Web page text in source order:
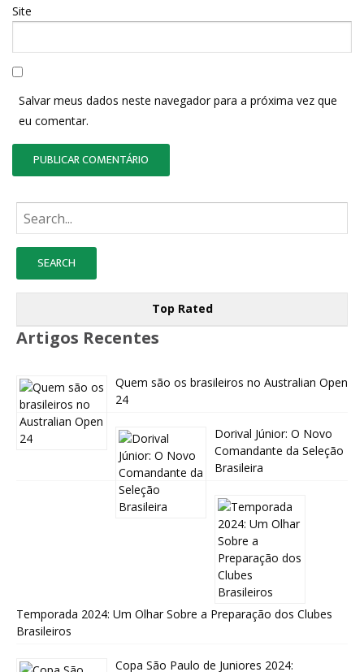
Site
Salvar meus dados neste navegador para a próxima vez que
eu comentar.
Busque:
Top Rated
Artigos Recentes
Quem são os brasileiros no Australian Open
24
Dorival Júnior: O Novo
Comandante da Seleção
Brasileira
Temporada 2024: Um Olhar Sobre a Preparação dos Clubes
Brasileiros
Copa São Paulo de Juniores 2024: